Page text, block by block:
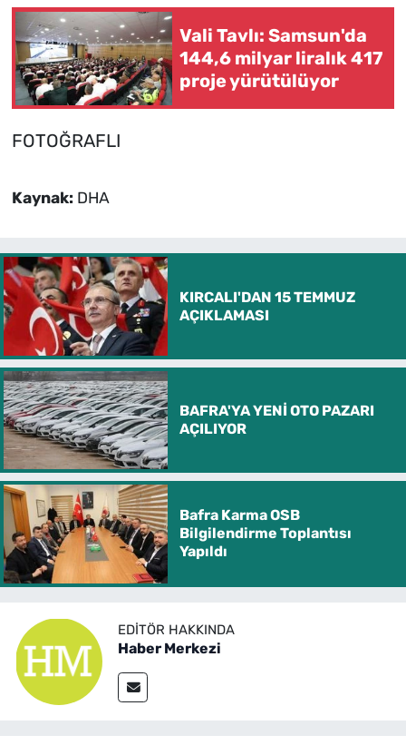
Vali Tavlı: Samsun'da
144,6 milyar liralık 417
proje yürütülüyor
FOTOĞRAFLI
Kaynak: DHA
KIRCALI'DAN 15 TEMMUZ
AÇIKLAMASI
BAFRA'YA YENİ OTO PAZARI
AÇILIYOR
Bafra Karma OSB
Bilgilendirme Toplantısı
Yapıldı
EDITÖR HAKKINDA
Haber Merkezi